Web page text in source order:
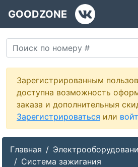
GOODZONE
Зарегистрированным
доступна возможность
заказа и дополнительныя
Зарегистрироваться или
Главная
Система зажигания